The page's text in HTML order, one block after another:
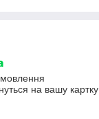
на вашу картку